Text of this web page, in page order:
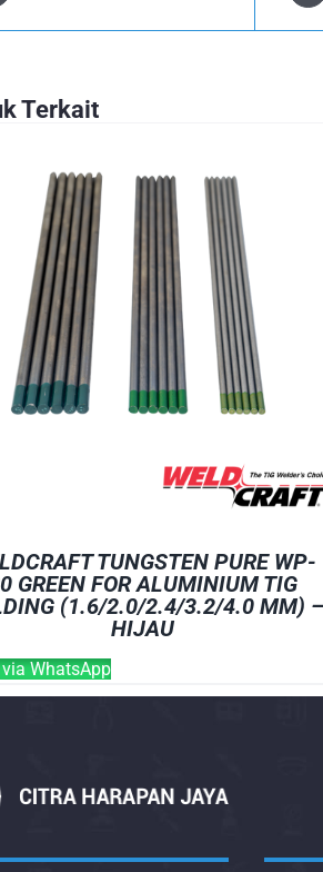
Terkait
TUNGSTEN PURE WP-
GREEN FOR ALUMINIUM TIG
(1.6/2.0/2.4/3.2/4.0 MM)
HIJAU
WhatsApp